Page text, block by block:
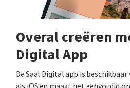
Overal creëren
Digital App
De Saal Digital app is
als iOS en maakt het eenvoudig